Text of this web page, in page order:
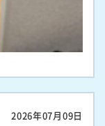
2026年07月09日